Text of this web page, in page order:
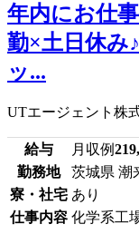
年内にお仕
勤×土日休み
ッ...
UTエージェント株
給与 月収例
勤務地
茨城県 潮
寮・社宅 あり
仕事内容 化学系工